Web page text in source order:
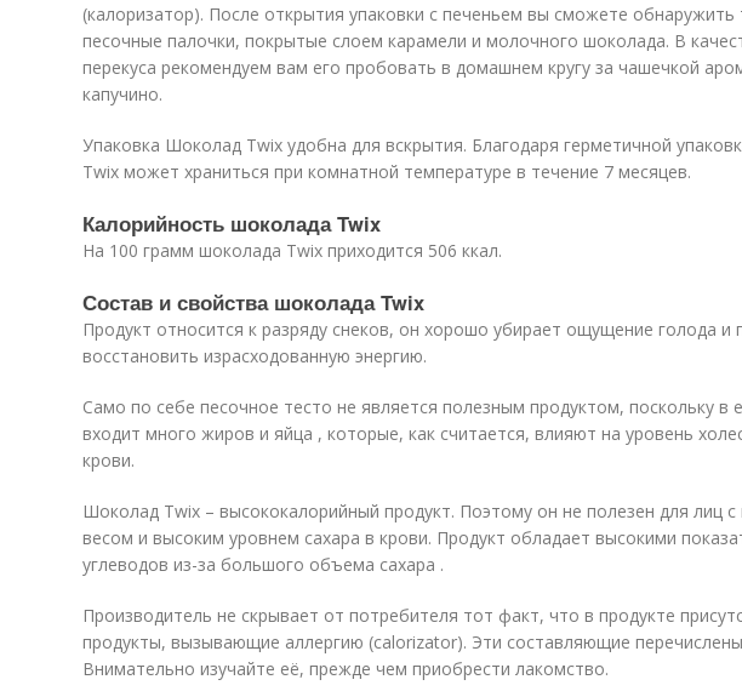
(калоризатор). После открытия упаковки с печеньем вы сможете обнаружить
песочные палочки, покрытые слоем карамели и молочного шоколада. В
перекуса рекомендуем вам его пробовать в домашнем кругу за чашечкой
капучино.
Упаковка Шоколад Twix удобна для вскрытия. Благодаря герметичной
Twix может храниться при комнатной температуре в течение 7 месяцев.
Калорийность шоколада Twix
На 100 грамм шоколада Twix приходится 506 ккал.
Состав и свойства шоколада Twix
Продукт относится к разряду снеков, он хорошо убирает ощущение голода и
восстановить израсходованную энергию.
Само по себе песочное тесто не является полезным продуктом, поскольку в
входит много жиров и яйца , которые, как считается, влияют на уровень
крови.
Шоколад Twix – высококалорийный продукт. Поэтому он не полезен для лиц
весом и высоким уровнем сахара в крови. Продукт обладает высокими
углеводов из-за большого объема сахара .
Производитель не скрывает от потребителя тот факт, что в продукте
продукты, вызывающие аллергию (calorizator). Эти составляющие перечислены
Внимательно изучайте её, прежде чем приобрести лакомство.